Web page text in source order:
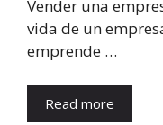
Vender una
vida de un
emprende …
Read more